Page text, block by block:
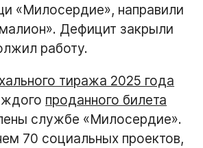
«Милосердие», направили
Дефицит закрыли
работу.
тиража 2025 года
проданного билета
службе «Милосердие».
70 социальных проектов,